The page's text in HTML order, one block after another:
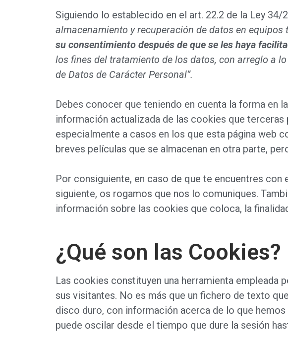
Siguiendo lo establecido en el art. 22.2 de la Ley 34/
almacenamiento y recuperación de datos en
su consentimiento después de que se les haya
los fines del tratamiento de los datos, con arreglo a
de Datos de Carácter Personal”.
Debes conocer que teniendo en cuenta la forma en
información actualizada de las cookies que
especialmente a casos en los que esta página web
breves películas que se almacenan en otra parte,
Por consiguiente, en caso de que te encuentres
siguiente, os rogamos que nos lo comuniques.
información sobre las cookies que coloca, la
¿Qué son las Cookies?
Las cookies constituyen una herramienta empleada
sus visitantes. No es más que un fichero de texto
disco duro, con información acerca de lo que
puede oscilar desde el tiempo que dure la sesión